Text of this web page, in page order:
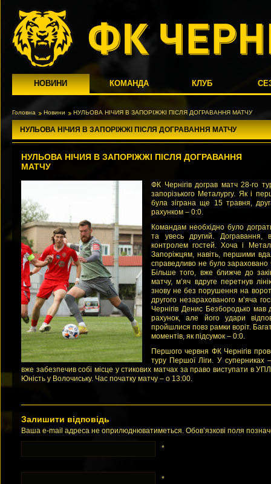
НОВИНИ КОМАНДА КЛУБ
Головна Новини НУЛЬОВА НІЧИЯ В ЗАПОРІЖЖІ ПІСЛЯ ДОГРАВАННЯ МАТЧУ
НУЛЬОВА НІЧИЯ В ЗАПОРІЖЖІ ПІСЛЯ ДОГРАВАННЯ МАТЧУ
НУЛЬОВА НІЧИЯ В ЗАПОРІЖЖІ ПІСЛЯ ДОГРАВАННЯ
МАТЧУ
ФК Чернігів дограв матч 28-го
запорізького Металургу. Як і
була зіграна ще 15 травня,
рахунком – 0:0.
Командам необхідно було
та увесь другий. Догравання,
контролем гостей. Хоча і
Запоріжцям, навіть, першими
справедливо не було
Більше того, вже ближче до
матчу, м’яч вдруге перетнув
знову не без порушення на
другого незарахованого м’яча
Чернігів Денис Безбородько мав
рахунок, але його удари
пройшлися повз рамки воріт.
моментів, як підсумок – 0:0.
Першого червня ФК Чернігів
туру Першої Ліги. У суперниках
вже забезпечив собі місце у стикових матчах за право виступати в
Юність у Волочиську. Час початку матчу – о 13:00.
Залишити відповідь
Ваша e-mail адреса не оприлюднюватиметься. Обов’язкові поля
*
*